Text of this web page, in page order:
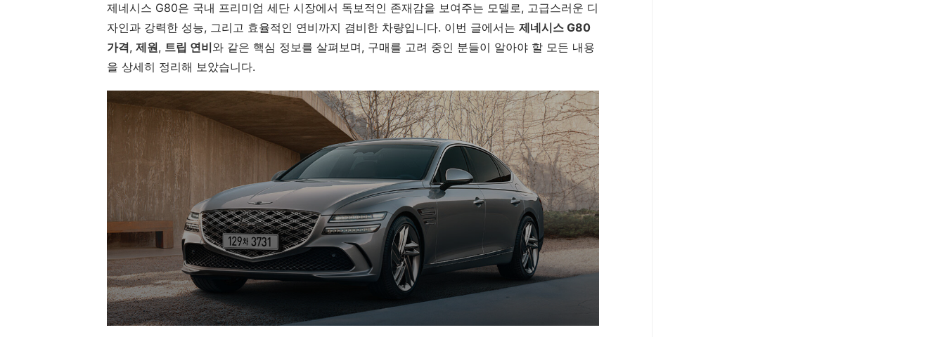
제네시스 G80은 국내 프리미엄 세단 시장에서 독보적인 존재감을 보여주는 모델로, 고급스러운 디
자인과 강력한 성능, 그리고 효율적인 연비까지 겸비한 차량입니다. 이번 글에서는 제네시스 G80
가격, 제원, 트립 연비와 같은 핵심 정보를 살펴보며, 구매를 고려 중인 분들이 알아야 할 모든 내용
을 상세히 정리해 보았습니다.